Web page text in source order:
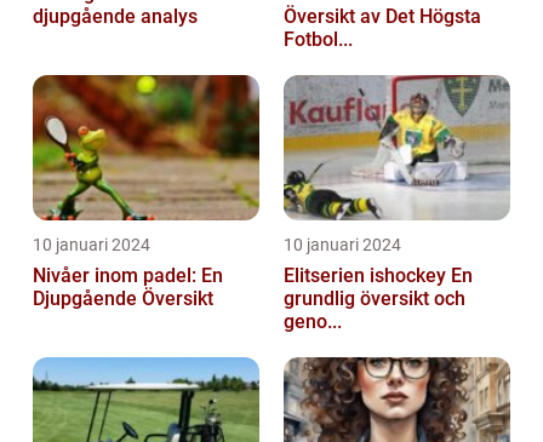
djupgående analys
Översikt av Det Högsta
Fotbol...
10 januari 2024
Nivåer inom padel: En
Djupgående Översikt
10 januari 2024
Elitserien ishockey En
grundlig översikt och
geno...